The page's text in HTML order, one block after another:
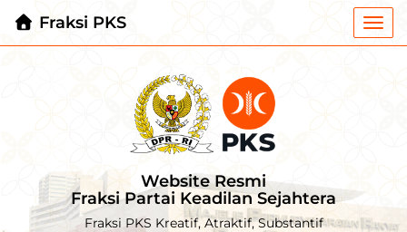
Fraksi PKS
Website Resmi
Fraksi Partai Keadilan Sejahtera
Fraksi PKS Kreatif, Atraktif, Substantif